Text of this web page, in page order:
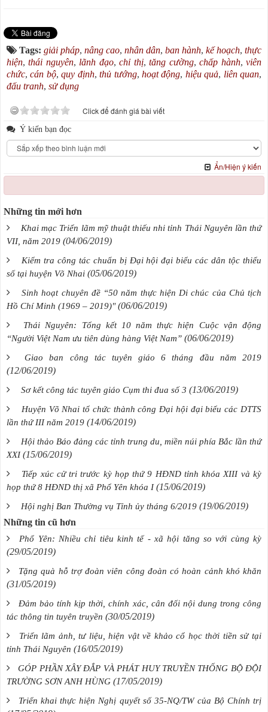
Tags: giải pháp, nâng cao, nhân dân, ban hành, kế hoạch, thực
hiện,thái nguyên, lãnh đạo,chỉ thị,tăng cường,chấp hành,viên
chức,cán bộ,quy định,thủ tướng, hoạt động, hiệu quả, liên quan,
đấu tranh, sử dụng
Click để đánh giá bài viết
Ý kiến bạn đọc
Ẩn/Hiện ý kiến
Những tin mới hơn
Khai mạc Triển lãm mỹ thuật thiếu nhi tỉnh Thái Nguyên lần thứ
VII, năm 2019 (04/06/2019)
Kiểm tra công tác chuẩn bị Đại hội đại biểu các dân tộc thiểu
số tại huyện Võ Nhai (05/06/2019)
Sinh hoạt chuyên đề “50 năm thực hiện Di chúc của Chủ tịch
Hồ Chí Minh (1969 – 2019)" (06/06/2019)
Thái Nguyên: Tổng kết 10 năm thực hiện Cuộc vận động
“Người Việt Nam ưu tiên dùng hàng Việt Nam” (06/06/2019)
Giao ban công tác tuyên giáo 6 tháng đầu năm 2019
(12/06/2019)
Sơ kết công tác tuyên giáo Cụm thi đua số 3 (13/06/2019)
Huyện Võ Nhai tổ chức thành công Đại hội đại biểu các DTTS
lần thứ III năm 2019 (14/06/2019)
Hội thảo Báo đảng các tỉnh trung du, miền núi phía Bắc lần thứ
XXI (15/06/2019)
Tiếp xúc cử tri trước kỳ họp thứ 9 HĐND tỉnh khóa XIII và kỳ
họp thứ 8 HĐND thị xã Phổ Yên khóa I (15/06/2019)
Hội nghị Ban Thường vụ Tỉnh ủy tháng 6/2019 (19/06/2019)
Những tin cũ hơn
Phổ Yên: Nhiều chỉ tiêu kinh tế - xã hội tăng so với cùng kỳ
(29/05/2019)
Tặng quà hỗ trợ đoàn viên công đoàn có hoàn cảnh khó khăn
(31/05/2019)
Đảm bảo tính kịp thời, chính xác, cân đối nội dung trong công
tác thông tin tuyên truyền (30/05/2019)
Triển lãm ảnh, tư liệu, hiện vật về khảo cổ học thời tiền sử tại
tỉnh Thái Nguyên (16/05/2019)
GÓP PHẦN XÂY ĐẮP VÀ PHÁT HUY TRUYỀN THỐNG BỘ ĐỘI
TRƯỜNG SƠN ANH HÙNG (17/05/2019)
Triển khai thực hiện Nghị quyết số 35-NQ/TW của Bộ Chính trị